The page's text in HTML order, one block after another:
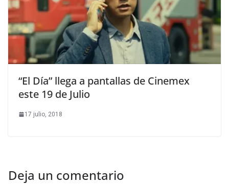
“El Día” llega a pantallas de Cinemex
este 19 de Julio
17 julio, 2018
Deja un comentario